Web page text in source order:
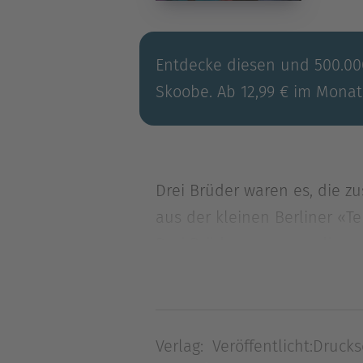
Entdecke diesen und
Skoobe. Ab 12,99 € im
Drei Brüder waren es, die
aus der kleinen Berliner
aus der kleinen Berliner
heutiges Selbstverständnis
Verlag: Veröffentlicht: